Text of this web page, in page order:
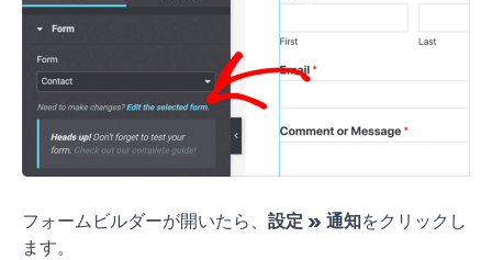
フォームビルダーが開いたら、 設定 » 通知をクリックし
ます。